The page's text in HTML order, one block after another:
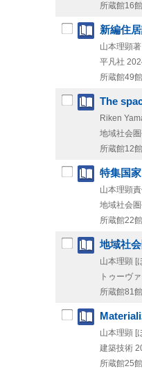
所蔵館16館
新編住
山本理顕著
平凡社
所蔵館49館
The
Riken
地域社会
所蔵館12館
特集国
山本理顕
地域社会
所蔵館22館
地域社
山本理顕 [
トゥーヴ
所蔵館81館
山本理顕 [
建築技術
所蔵館25館